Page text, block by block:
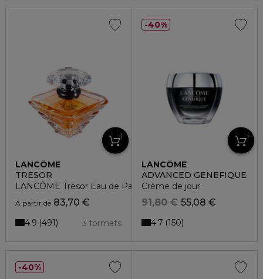
LANCÔME
TRÉSOR
LANCÔME Trésor Eau de Parfum
À partir de 83,70 €
3 formats
4.9 491
LANCÔME
ADVANCED GENEFIQUE
Crème de jour
55,08 €
91,80 €
4.7 150
40%
40%